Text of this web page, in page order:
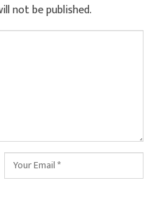
not be published.